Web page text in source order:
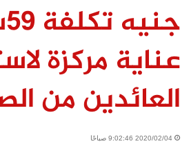
عناية مركزة
العائدين من
2020/02/04 9:02:46 صباحًا